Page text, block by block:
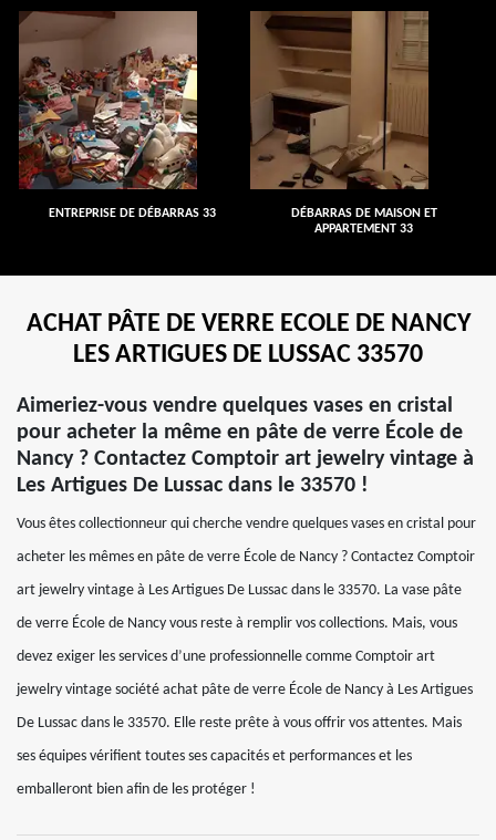
ENTREPRISE DE DÉBARRAS 33
DÉBARRAS DE MAISON ET
APPARTEMENT 33
ACHAT PÂTE DE VERRE ECOLE DE NANCY
LES ARTIGUES DE LUSSAC 33570
Aimeriez-vous vendre quelques vases en cristal
pour acheter la même en pâte de verre École de
Nancy ? Contactez Comptoir art jewelry vintage à
Les Artigues De Lussac dans le 33570 !
Vous êtes collectionneur qui cherche vendre quelques vases en cristal pour
acheter les mêmes en pâte de verre École de Nancy ? Contactez Comptoir
art jewelry vintage à Les Artigues De Lussac dans le 33570. La vase pâte
de verre École de Nancy vous reste à remplir vos collections. Mais, vous
devez exiger les services d’une professionnelle comme Comptoir art
jewelry vintage société achat pâte de verre École de Nancy à Les Artigues
De Lussac dans le 33570. Elle reste prête à vous offrir vos attentes. Mais
ses équipes vérifient toutes ses capacités et performances et les
emballeront bien afin de les protéger !